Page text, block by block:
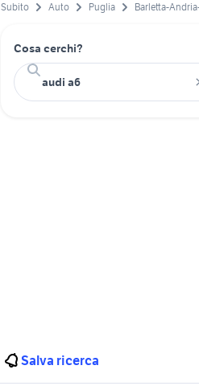
Subito Auto Puglia Barletta-
Cosa cerchi?
Salva ricerca